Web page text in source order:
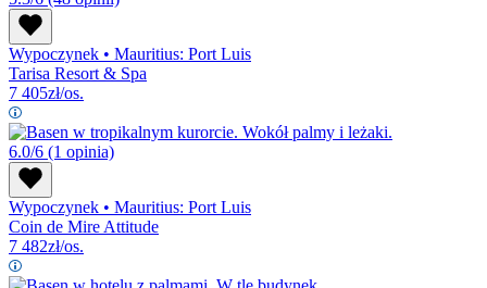
Wypoczynek • Mauritius: Port Luis
Tarisa Resort & Spa
7 405zł/os.
6.0/6 (1 opinia)
Wypoczynek • Mauritius: Port Luis
Coin de Mire Attitude
7 482zł/os.